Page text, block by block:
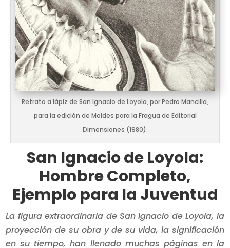
Retrato a lápiz de San Ignacio de Loyola, por Pedro Mancilla,
para la edición de Moldes para la Fragua de Editorial
Dimensiones (1980).
San Ignacio de Loyola:
Hombre Completo,
Ejemplo para la Juventud
La figura extraordinaria de San Ignacio de Loyola, la
proyección de su obra y de su vida, la significación
en su tiempo, han llenado muchas páginas en la